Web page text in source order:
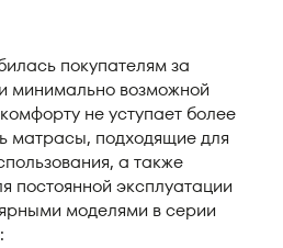
покупателям за
минимально возможной
не уступает более
матрасы, подходящие для
а также
постоянной эксплуатации
моделями в серии